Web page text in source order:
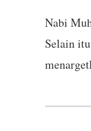
Nabi
Selain